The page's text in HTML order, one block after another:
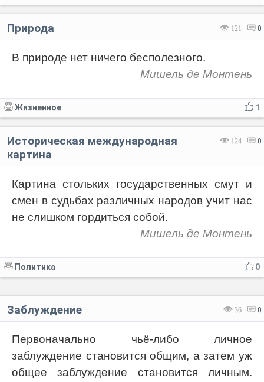
121 0
Природа
В природе нет ничего бесполезного.
Мишель де Монтень
1
Жизненное
124 0
Историческая международная
картина
Картина стольких государственных смут и
смен в судьбах различных народов учит нас
не слишком гордиться собой.
Мишель де Монтень
0
Политика
36 0
Заблуждение
Первоначально чьё-либо личное
заблуждение становится общим, а затем уж
общее заблуждение становится личным.